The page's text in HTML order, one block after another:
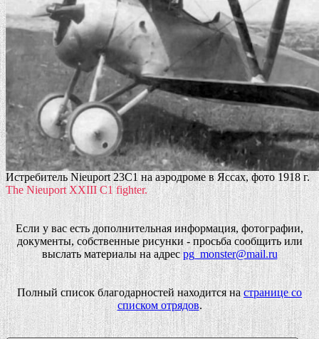
Истребитель Nieuport 23C1 на аэродроме в Яссах, фото 1918 г.
The Nieuport XXIII C1 fighter.
Если у вас есть дополнительная информация, фотографии,
документы, собственные рисунки - просьба сообщить или
выслать материалы на адресpg_monster@mail.ru
Полный список благодарностей находится настранице со
списком отрядов.